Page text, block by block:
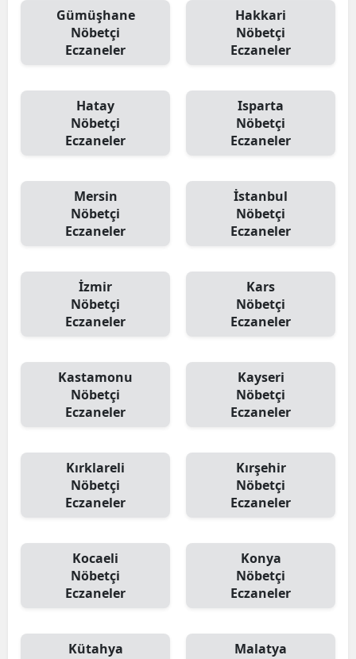
Gümüşhane
Nöbetçi
Eczaneler
Hakkari
Nöbetçi
Eczaneler
Hatay
Nöbetçi
Eczaneler
Isparta
Nöbetçi
Eczaneler
Mersin
Nöbetçi
Eczaneler
İstanbul
Nöbetçi
Eczaneler
İzmir
Nöbetçi
Eczaneler
Kars
Nöbetçi
Eczaneler
Kastamonu
Nöbetçi
Eczaneler
Kayseri
Nöbetçi
Eczaneler
Kırklareli
Nöbetçi
Eczaneler
Kırşehir
Nöbetçi
Eczaneler
Kocaeli
Nöbetçi
Eczaneler
Konya
Nöbetçi
Eczaneler
Kütahya
Malatya